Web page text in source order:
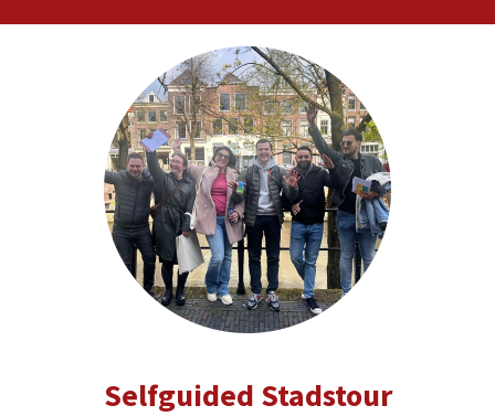
Selfguided Stadstour